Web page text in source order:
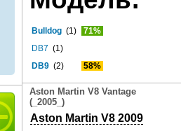
Bulldog (1)
71%
DB7 (1)
DB9 (2) 58%
Aston Martin V8 Vantage
(_2005_)
Aston Martin V8 2009